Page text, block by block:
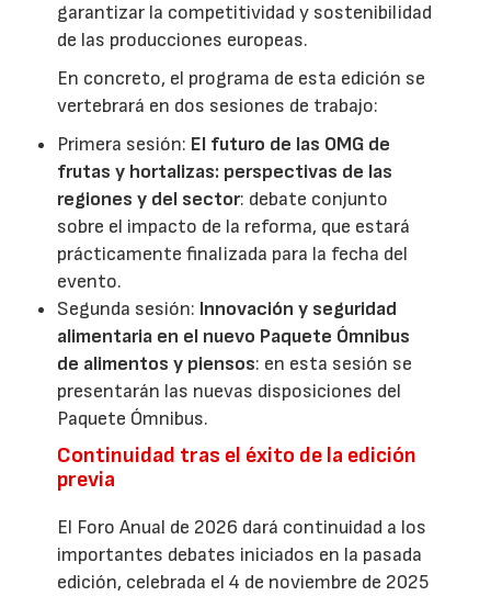
garantizar la competitividad y sostenibilidad
de las producciones europeas.
En concreto, el programa de esta edición se
vertebrará en dos sesiones de trabajo:
Primera sesión: El futuro de las OMG de
frutas y hortalizas: perspectivas de las
regiones y del sector: debate conjunto
sobre el impacto de la reforma, que estará
prácticamente finalizada para la fecha del
evento.
Segunda sesión: Innovación y seguridad
alimentaria en el nuevo Paquete Ómnibus
de alimentos y piensos: en esta sesión se
presentarán las nuevas disposiciones del
Paquete Ómnibus.
Continuidad tras el éxito de la edición
previa
El Foro Anual de 2026 dará continuidad a los
importantes debates iniciados en la pasada
edición, celebrada el 4 de noviembre de 2025